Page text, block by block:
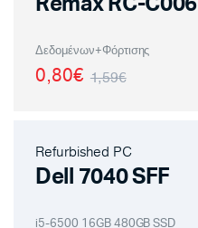
Remax RC-C006
Δεδομένων+Φόρτισης
1,59€
0,80€
Refurbished PC
Dell 7040 SFF
i5-6500 16GB 480GB SSD